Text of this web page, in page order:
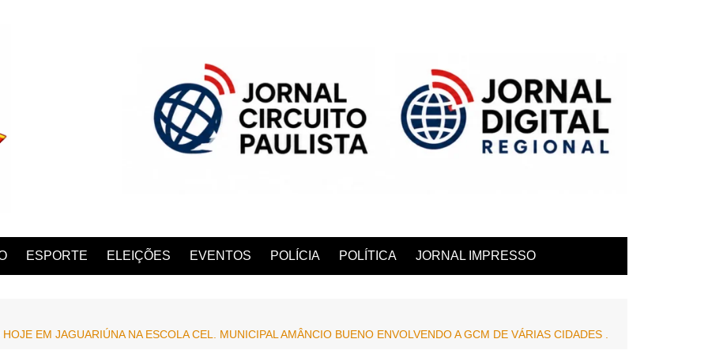
ESPORTE ELEIÇÕES EVENTOS POLÍCIA POLÍTICA JORNAL IMPRESSO
EM JAGUARIÚNA NA ESCOLA CEL. MUNICIPAL AMÂNCIO BUENO ENVOLVENDO A GCM DE VÁRIAS CIDADES .